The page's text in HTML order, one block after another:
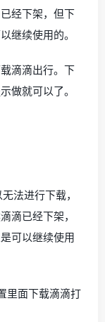
经下架，但下
继续使用的。
滴滴出行。下
做就可以了。
法进行下载，
滴已经下架，
可以继续使用
里面下载滴滴打